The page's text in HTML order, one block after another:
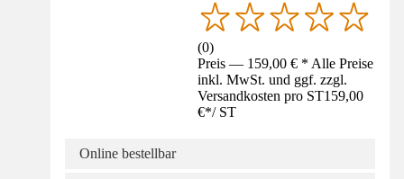
(0)
Preis — 159,00 € * Alle Preise
inkl. MwSt. und ggf. zzgl.
Versandkosten pro ST159,00
€*/ ST
Online bestellbar